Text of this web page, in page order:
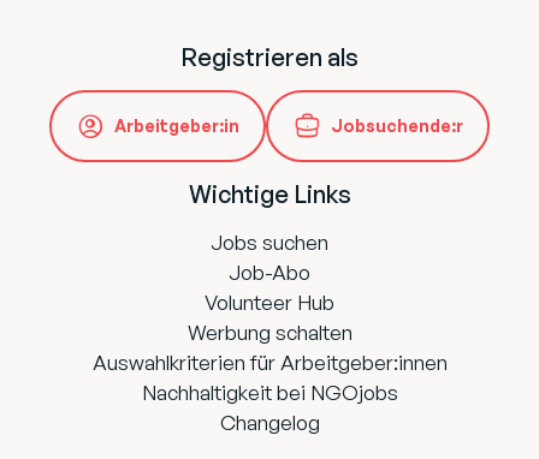
Registrieren als
Arbeitgeber:in Jobsuchende:r
Wichtige Links
Jobs suchen
Job-Abo
Volunteer Hub
Werbung schalten
Auswahlkriterien für Arbeitgeber:innen
Nachhaltigkeit bei NGOjobs
Changelog